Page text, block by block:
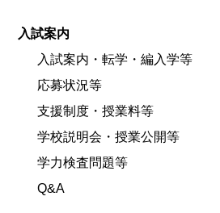
入試案内
入試案内・転学・編入学等
応募状況等
支援制度・授業料等
学校説明会・授業公開等
学力検査問題等
Q&A